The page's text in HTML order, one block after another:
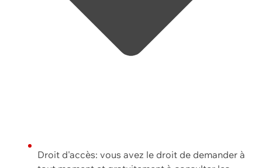
Droit d'accès: vous avez le droit de demander à